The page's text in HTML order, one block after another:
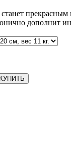
дополнит
КУПИТЬ